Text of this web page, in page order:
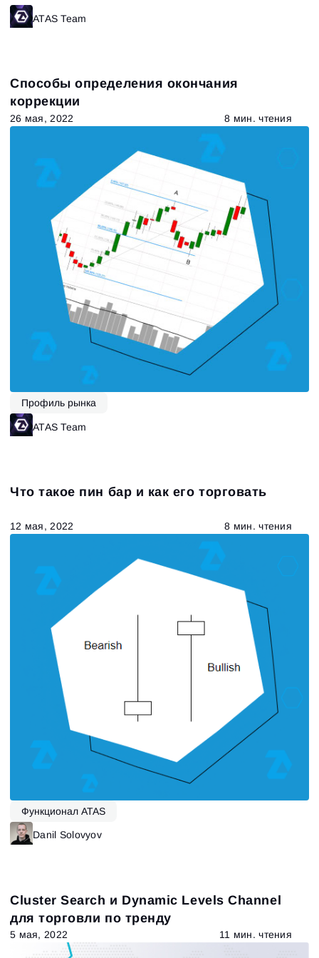
ATAS Team
Способы определения окончания
коррекции
26 мая, 2022 8 мин. чтения
Профиль рынка
ATAS Team
Что такое пин бар и как его торговать
12 мая, 2022 8 мин. чтения
Функционал ATAS
Danil Solovyov
Cluster Search и Dynamic Levels Channel
для торговли по тренду
5 мая, 2022 11 мин. чтения